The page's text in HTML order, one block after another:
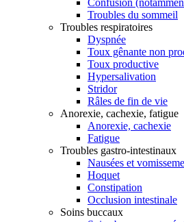
Troubles du sommeil
Troubles respiratoires
Dyspnée
Toux gênante non
Toux productive
Hypersalivation
Stridor
Râles de fin de vie
Anorexie, cachexie, fatigue
Anorexie, cachexie
Fatigue
Troubles gastro-intestinaux
Nausées et
Hoquet
Constipation
Occlusion intestinale
Soins buccaux